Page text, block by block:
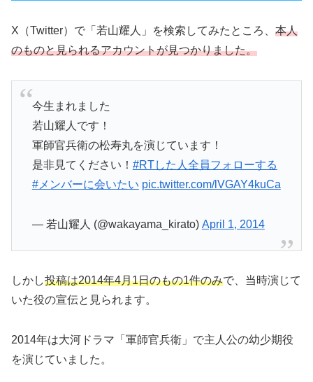
X（Twitter）で「若山耀人」を検索してみたところ、 本人
のものと見られるアカウントが見つかりました。
今生まれました
若山耀人です！
軍師官兵衛の松寿丸を演じています！
是非見てください！ #RTした人全員フォローする
#メンバーに会いたい pic.twitter.com/lVGAY4kuCa
— 若山耀人 (@wakayama_kirato) April 1, 2014
しかし投稿は2014年4月1日のもの1件のみで、当時演じて
いた役の宣伝と見られます。
2014年は大河ドラマ「軍師官兵衛」で主人公の幼少期役
を演じていました。